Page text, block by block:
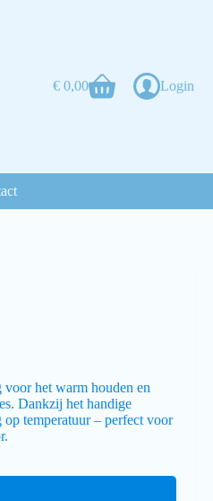
€0,00 Login
het warm houden en
Dankzij het handige
temperatuur – perfect voor